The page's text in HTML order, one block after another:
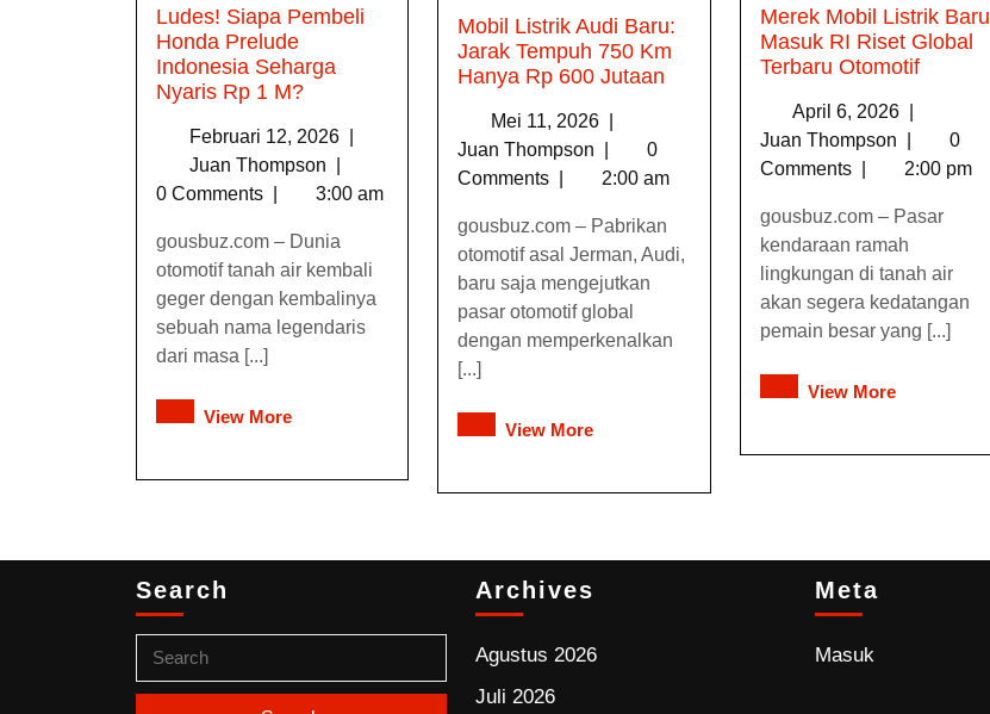
Ludes! Siapa Pembeli
Honda Prelude
Indonesia Seharga
Nyaris Rp 1 M?
Februari 12, 2026
Juan Thompson
0 Comments
3:00 am
gousbuz.com – Dunia
otomotif tanah air kembali
geger dengan kembalinya
sebuah nama legendaris
dari masa [...]
View More
Mobil Listrik Audi Baru:
Jarak Tempuh 750 Km
Hanya Rp 600 Jutaan
Mei 11, 2026
Juan Thompson
0
Comments
2:00 am
gousbuz.com – Pabrikan
otomotif asal Jerman, Audi,
baru saja mengejutkan
pasar otomotif global
dengan memperkenalkan
[...]
View More
Merek Mobil Listrik Baru
Masuk RI Riset Global
Terbaru Otomotif
April 6, 2026
Juan Thompson
0
Comments
2:00 pm
gousbuz.com – Pasar
kendaraan ramah
lingkungan di tanah air
akan segera kedatangan
pemain besar yang [...]
View More
Search Archives
Agustus 2026
Juli 2026
Meta
Masuk